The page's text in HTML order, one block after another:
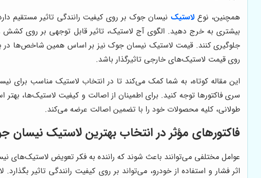
همچنین، نوع لاستیک نیسان جوک بر روی کیفیت رانندگی تاثیر مستقیم
بیشتری به خرج دهید. الگوی آج لاستیک، تاثیر قابل توجهی بر روی کشش
جلوگیری کنند. قیمت لاستیک نیسان جوک نیز بر اساس همین شاخص‌ها در
روی قیمت لاستیک‌های خارجی تاثیرگذار باشد.
این مقاله کوتاه، به شما کمک می‌کند تا در انتخاب لاستیک مناسب
سری فاکتورها توجه کنید. برای اطمینان از اصالت و کیفیت لاستیک‌ها، بهتر
طولانی، کلیه محصولات خود را با تضمین اصالت عرضه می‌کند.
فاکتورهای مؤثر در انتخاب بهترین لاستیک نیسان
عوامل مختلفی می‌توانند باعث شوند که راننده به فکر تعویض لاستیک‌های
اثر فشار و استفاده از خودرو، می‌تواند بر روی کیفیت رانندگی تاثیر